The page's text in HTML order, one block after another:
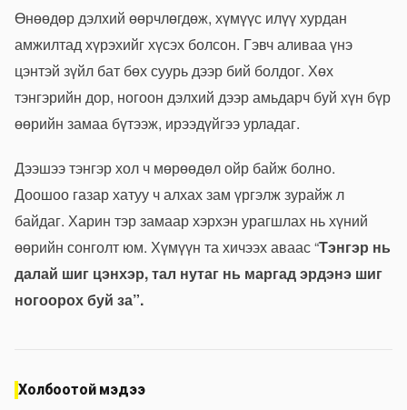
Өнөөдөр дэлхий өөрчлөгдөж, хүмүүс илүү хурдан
амжилтад хүрэхийг хүсэх болсон. Гэвч аливаа үнэ
цэнтэй зүйл бат бөх суурь дээр бий болдог. Хөх
тэнгэрийн дор, ногоон дэлхий дээр амьдарч буй хүн бүр
өөрийн замаа бүтээж, ирээдүйгээ урладаг.
Дээшээ тэнгэр хол ч мөрөөдөл ойр байж болно.
Доошоо газар хатуу ч алхах зам үргэлж зурайж л
байдаг. Харин тэр замаар хэрхэн урагшлах нь хүний
өөрийн сонголт юм. Хүмүүн та хичээх аваас “Тэнгэр нь
далай шиг цэнхэр, тал нутаг нь маргад эрдэнэ шиг
ногоорох буй за”.
Холбоотой мэдээ